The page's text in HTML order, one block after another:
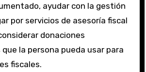
ayudar con la gestión
por servicios de asesoría fiscal
donaciones
la persona pueda usar para
fiscales.